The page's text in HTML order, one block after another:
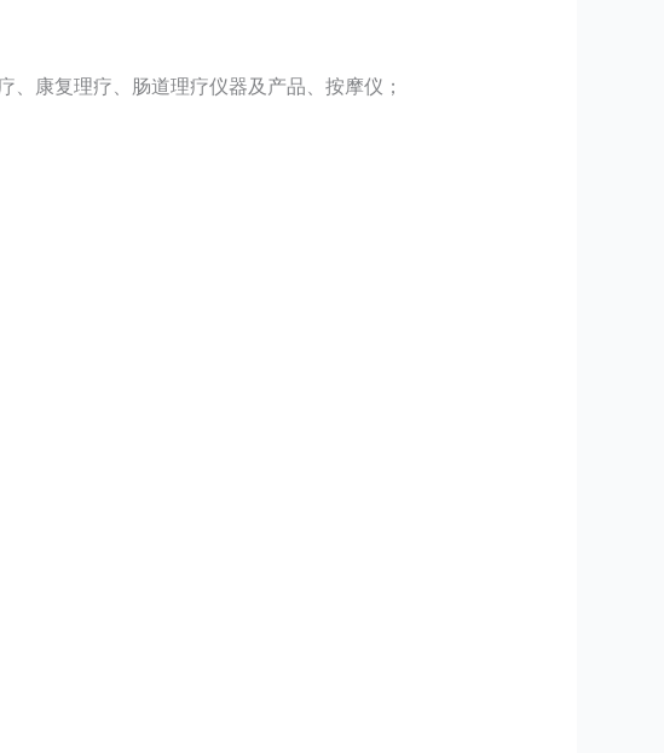
康复理疗、肠道理疗仪器及产品、按摩仪；